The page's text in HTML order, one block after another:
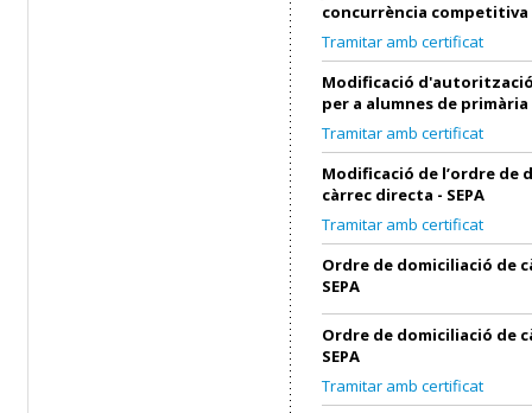
concurrència competitiva
Tramitar amb certificat
Modificació
per a alumnes de primària
Tramitar amb certificat
Modificació de l’ordre de
càrrec directa - SEPA
Tramitar amb certificat
Ordre de domiciliació de
SEPA
Ordre de domiciliació de
SEPA
Tramitar amb certificat